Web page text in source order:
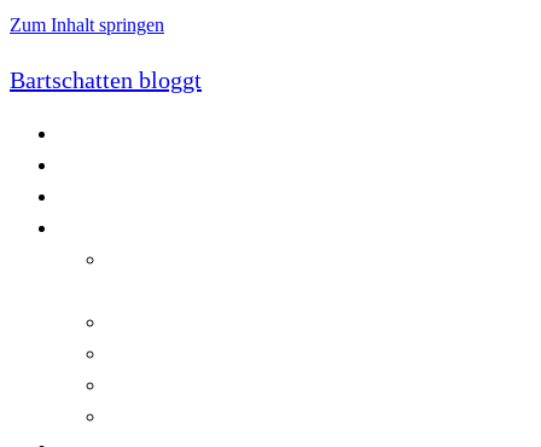
Zum Inhalt springen
Bartschatten bloggt